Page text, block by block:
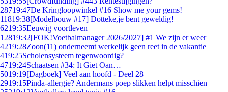
28719:47De Kringloopwinkel #16 Show me your gems!
11819:38[Modelbouw #17] Dotteke,je bent geweldig!
6219:35Eeuwig voortleven
12819:32[FOK!Voetbalmanager 2026/2027] #1 We zijn er weer
4219:28Zoon(11) onderneemt werkelijk geen reet in de vakantie
419:25Scholensysteem tegenwoordig?
4719:24Schaatsen #34: It Giet Oan…
5019:19[Dagboek] Veel aan hoofd - Deel 28
2919:15Pinda-allergie? Andermans poep slikken helpt misschien